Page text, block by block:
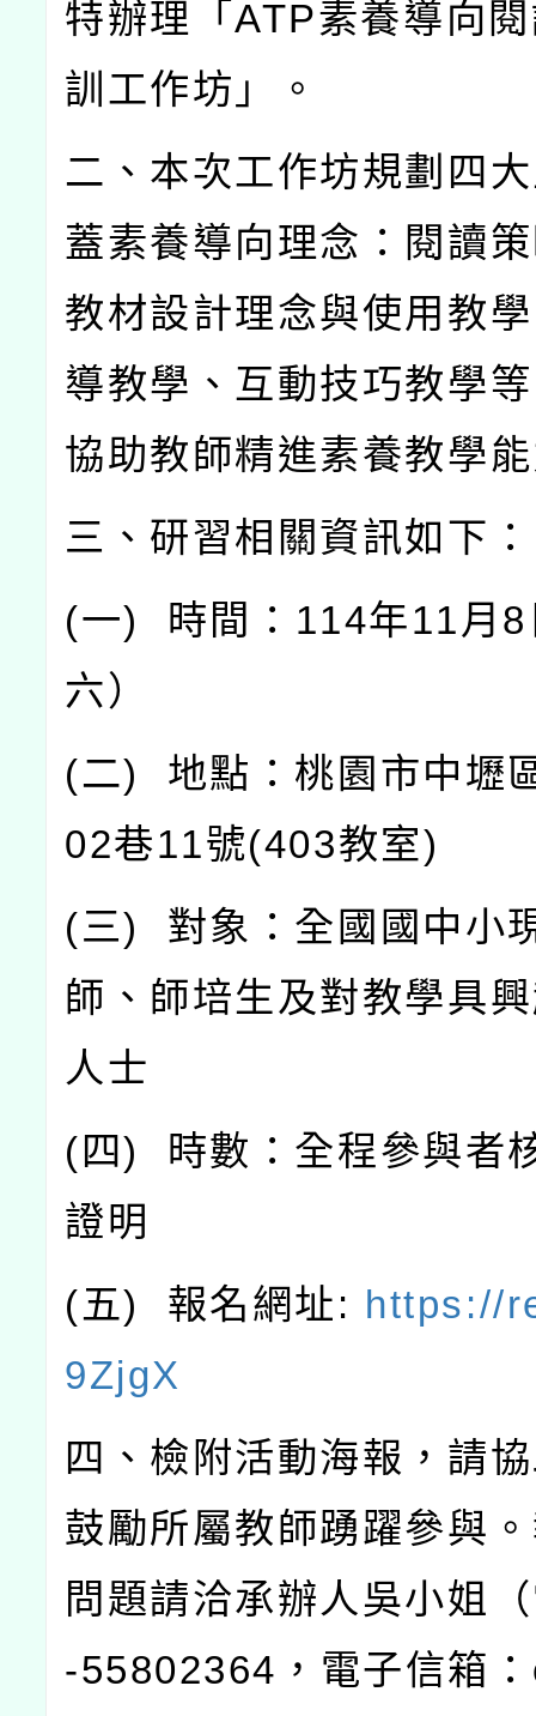
特辦理「ATP素養導向
訓工作坊」。
二、本次工作坊規劃四
蓋素養導向理念：閱讀
教材設計理念與使用教
導教學、互動技巧教學
協助教師精進素養教學
三、研習相關資訊如下：
(一) 時間： 114年11月 8
六）
(二) 地點：桃園市中壢
02巷11號(403教室)
(三) 對象：全國國中小
師、師培生及對教學具
人士
( 四)
時數：全程參與者
證明
(五) 報名網址: https://
9ZjgX
四、檢附活動海報，請
鼓勵所屬教師踴躍參與
問題請洽承辦人吳小姐
-55802364 ，電子信箱：